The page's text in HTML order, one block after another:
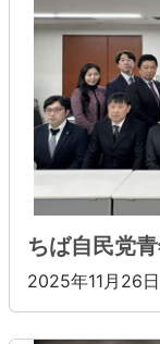
ちば自民党
2025年11月26日